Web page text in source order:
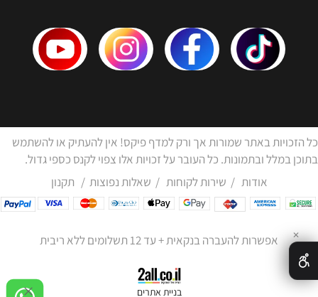
כל הזכויות באתר שמורות אך ורק למדף פיקס! אין להעתיק או להשתמש
בתוכן במלל ובתמונות. כל העובר על זכויות אלו צפוי לקנס כספי גדול.
אודות / שירות לקוחות / שאלות נפוצות / תקנון
אפשרות להעברה בנקאית + עד 12 תשלומים ללא ריבית
בניית אתרים
✕